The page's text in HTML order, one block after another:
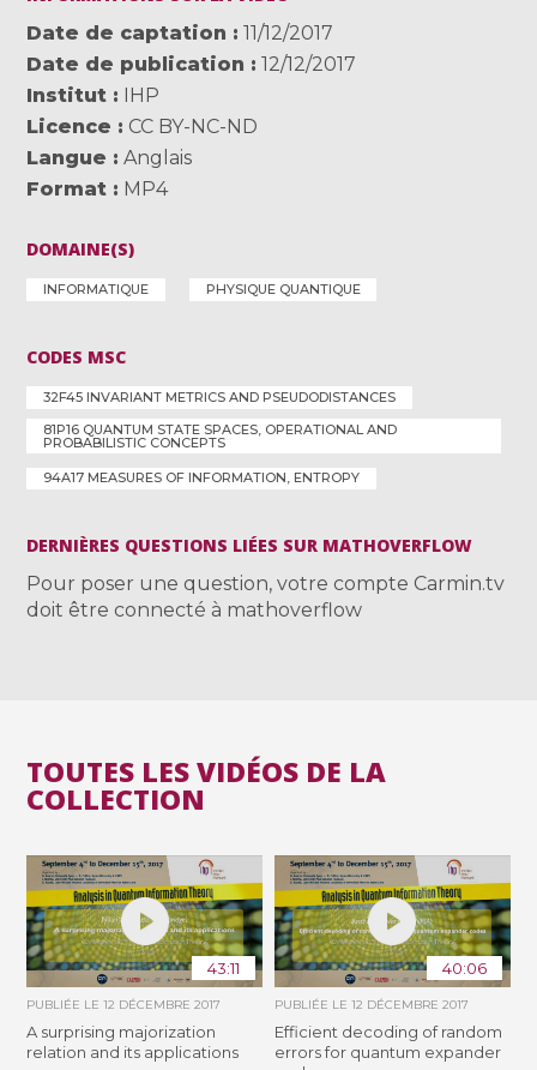
Date de captation
11/12/2017
Date de publication
12/12/2017
Institut
IHP
Licence
CC BY-NC-ND
Langue
Anglais
Format
MP4
DOMAINE(S)
INFORMATIQUE PHYSIQUE QUANTIQUE
CODES MSC
32F45 INVARIANT METRICS AND PSEUDODISTANCES
81P16 QUANTUM STATE SPACES, OPERATIONAL AND
PROBABILISTIC CONCEPTS
94A17 MEASURES OF INFORMATION, ENTROPY
DERNIÈRES QUESTIONS LIÉES SUR MATHOVERFLOW
Pour poser une question, votre compte Carmin.tv
doit être connecté à mathoverflow
TOUTES LES VIDÉOS DE LA
COLLECTION
43:11
PUBLIÉE LE12 DÉCEMBRE 2017
A surprising majorization
relation and its applications
40:06
PUBLIÉE LE 12 DÉCEMBRE 2017
Efficient decoding of random
errors for quantum expander